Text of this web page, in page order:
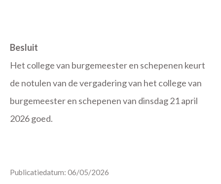
Besluit
Het college van burgemeester en schepenen keurt
de notulen van de vergadering van het college van
burgemeester en schepenen van dinsdag 21 april
2026 goed.
Publicatiedatum: 06/05/2026